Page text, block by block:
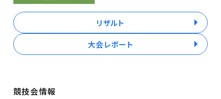
リザルト
大会レポート
競技会情報